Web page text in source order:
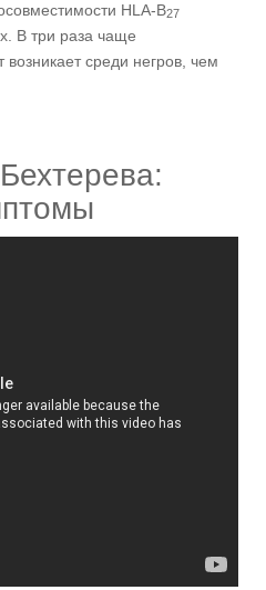
HLA-B27
В три раза чаще
среди негров, чем